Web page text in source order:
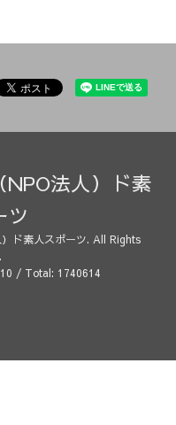
法人）ド素
ツ
ド素人スポーツ. All Rights
/ Total: 1740614